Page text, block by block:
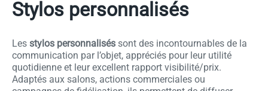
Stylos personnalisés
Les stylos personnalisés sont des incontournables de la
communication par l’objet, appréciés pour leur utilité
quotidienne et leur excellent rapport visibilité/prix.
Adaptés aux salons, actions commerciales ou